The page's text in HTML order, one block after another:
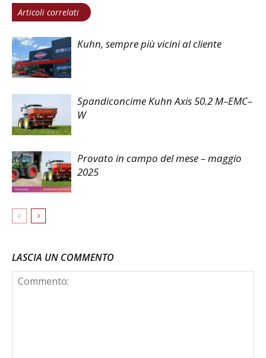
Articoli correlati
Kuhn, sempre più vicini al cliente
Spandiconcime Kuhn Axis 50.2 M–EMC–
W
Provato in campo del mese – maggio
2025
LASCIA UN COMMENTO